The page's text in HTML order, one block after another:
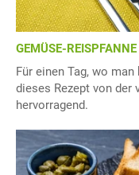
GEMÜSE-REISPFANNE
Für einen Tag, wo
dieses Rezept von der
hervorragend.